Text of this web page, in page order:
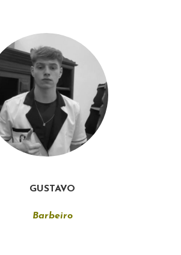
GUSTAVO
Barbeiro